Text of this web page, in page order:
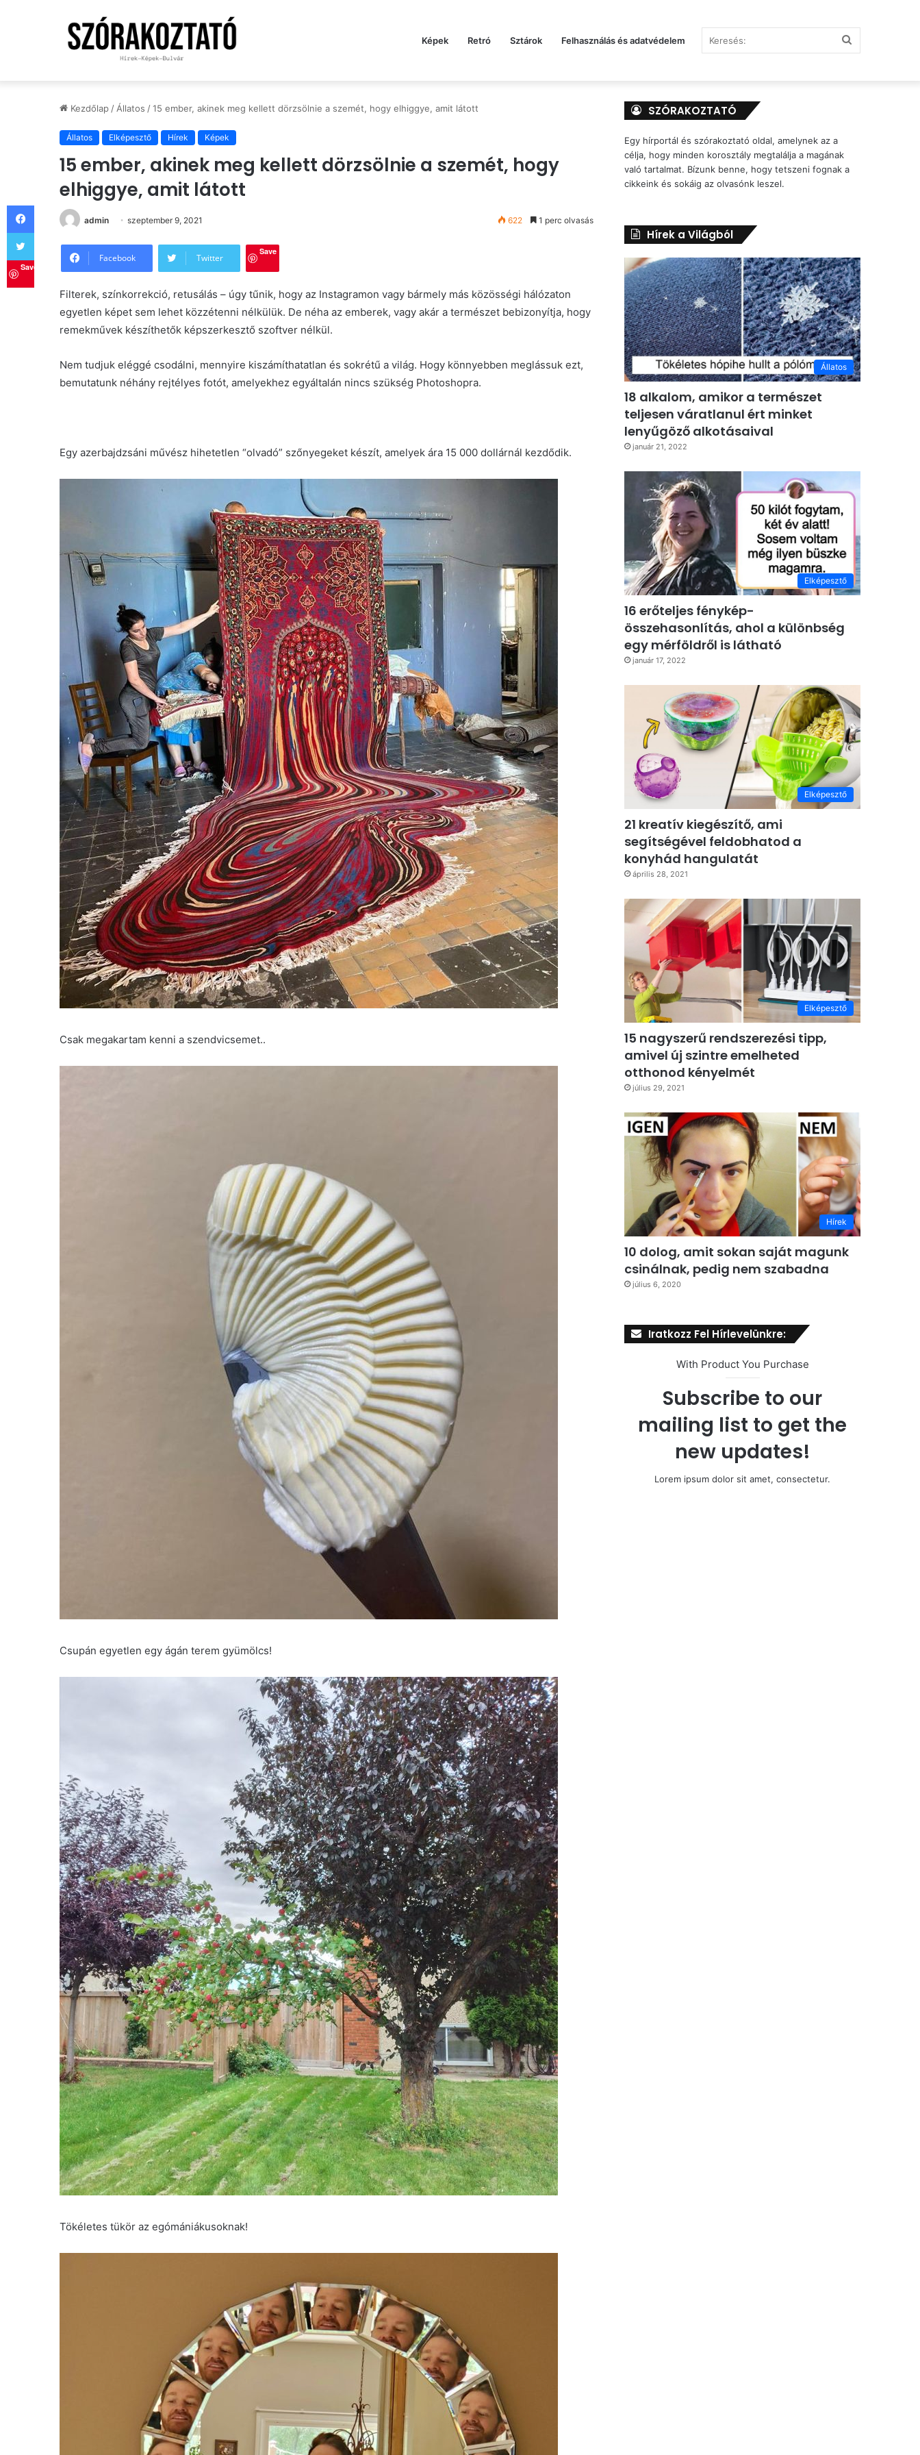
Képek Retró Sztárok Felhasználás és adatvédelem
Kezdőlap / Állatos /15 ember, akinek meg kellett dörzsölnie a szemét, hogy elhiggye, amit látott
Állatos Elképesztő Hírek Képek
15 ember, akinek meg kellett dörzsölnie a szemét, hogy
elhiggye, amit látott
admin szeptember 9, 2021 622 1 perc olvasás
Facebook Twitter
Save
Filterek, színkorrekció, retusálás – úgy tűnik, hogy az Instagramon vagy bármely más közösségi hálózaton
egyetlen képet sem lehet közzétenni nélkülük. De néha az emberek, vagy akár a természet bebizonyítja, hogy
remekművek készíthetők képszerkesztő szoftver nélkül.
Nem tudjuk eléggé csodálni, mennyire kiszámíthatatlan és sokrétű a világ. Hogy könnyebben meglássuk ezt,
bemutatunk néhány rejtélyes fotót, amelyekhez egyáltalán nincs szükség Photoshopra.
Egy azerbajdzsáni művész hihetetlen “olvadó” szőnyegeket készít, amelyek ára 15 000 dollárnál kezdődik.
Csak megakartam kenni a szendvicsemet..
Csupán egyetlen egy ágán terem gyümölcs!
Tökéletes tükör az egómániákusoknak!
SZÓRAKOZTATÓ
Egy hírportál és szórakoztató oldal, amelynek az a
célja, hogy minden korosztály megtalálja a magának
való tartalmat. Bízunk benne, hogy tetszeni fognak a
cikkeink és sokáig az olvasónk leszel.
Hírek a Világból
Állatos
18 alkalom, amikor a természet
teljesen váratlanul ért minket
lenyűgöző alkotásaival
január 21, 2022
Elképesztő
16 erőteljes fénykép-
összehasonlítás, ahol a különbség
egy mérföldről is látható
január 17, 2022
Elképesztő
21 kreatív kiegészítő, ami
segítségével feldobhatod a
konyhád hangulatát
április 28, 2021
Elképesztő
15 nagyszerű rendszerezési tipp,
amivel új szintre emelheted
otthonod kényelmét
július 29, 2021
Hírek
10 dolog, amit sokan saját magunk
csinálnak, pedig nem szabadna
július 6, 2020
Iratkozz Fel Hírlevelünkre:
With Product You Purchase
Subscribe to our
mailing list to get the
new updates!
Lorem ipsum dolor sit amet, consectetur.
Facebook
Twitter
Save